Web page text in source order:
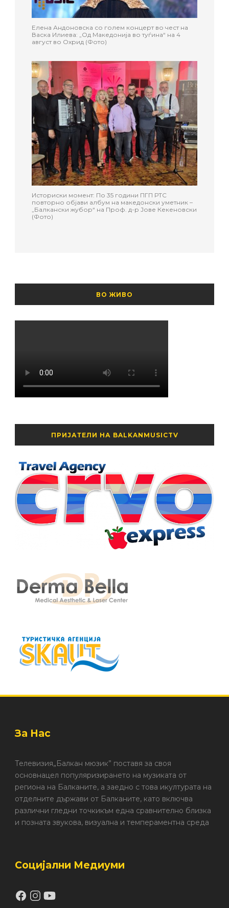
Елена Андоновска со голем концерт во чест на
Васка Илиева: „Од Македонија во туѓина“ на 4
август во Охрид (Фото)
Историски момент: По 35 години ПГП РТС
повторно објави албум на македонски уметник –
„Балкански жубор“ на Проф. д-р Јове Кекеновски
(Фото)
ВО ЖИВО
ПРИЈАТЕЛИ НА BALKANMUSICTV
За Нас
Телевизия„Балкан мюзик” поставя за своя
основнацел популяризирането на музиката от
региона на Балканите, а заедно с това икултурата на
отделните държави от Балканите, като включва
различни гледни точкикъм една сравнително близка
и позната звукова, визуална и темпераментна среда
Социјални Медиуми